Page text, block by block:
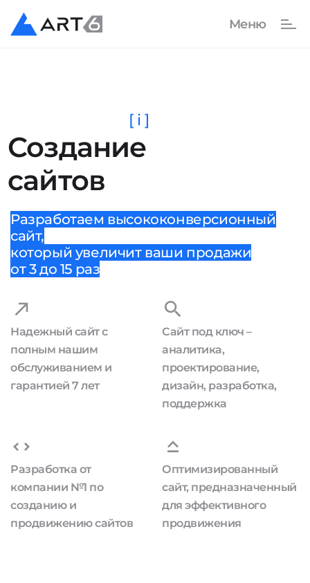
Создание
сайтов
[ i ]
Разработаем высококонверсионный
сайт,
который увеличит ваши продажи
от 3 до 15 раз
Надежный сайт с
полным нашим
обслуживанием и
гарантией 7 лет
Сайт под ключ –
аналитика,
проектирование,
дизайн, разработка,
поддержка
Разработка от
компании №1 по
созданию и
продвижению сайтов
Оптимизированный
сайт, предназначенный
для эффективного
продвижения